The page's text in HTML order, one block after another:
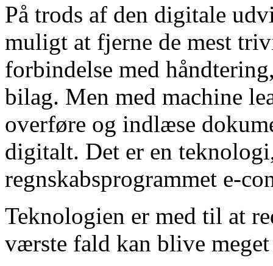
På trods af den digitale
muligt at fjerne de mest
forbindelse med
bilag. Men med machine
overføre og indlæse
digitalt. Det er en
regnskabsprogrammet e-
Teknologien er med til at
værste fald kan blive